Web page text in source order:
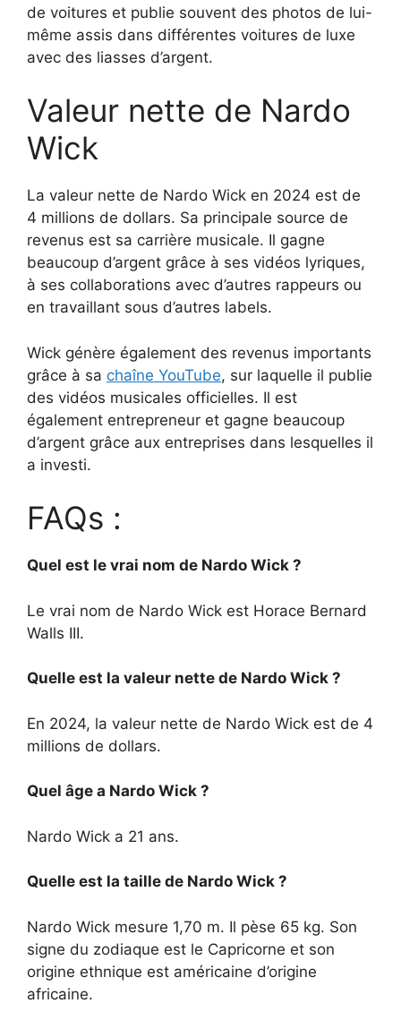
de voitures et publie souvent des photos de lui-
même assis dans différentes voitures de luxe
avec des liasses d’argent.
Valeur nette de Nardo
Wick
La valeur nette de Nardo Wick en 2024 est de
4 millions de dollars. Sa principale source de
revenus est sa carrière musicale. Il gagne
beaucoup d’argent grâce à ses vidéos lyriques,
à ses collaborations avec d’autres rappeurs ou
en travaillant sous d’autres labels.
Wick génère également des revenus importants
grâce à sa chaîne YouTube, sur laquelle il publie
des vidéos musicales officielles. Il est
également entrepreneur et gagne beaucoup
d’argent grâce aux entreprises dans lesquelles il
a investi.
FAQs :
Quel est le vrai nom de Nardo Wick ?
Le vrai nom de Nardo Wick est Horace Bernard
Walls III.
Quelle est la valeur nette de Nardo Wick ?
En 2024, la valeur nette de Nardo Wick est de 4
millions de dollars.
Quel âge a Nardo Wick ?
Nardo Wick a 21 ans.
Quelle est la taille de Nardo Wick ?
Nardo Wick mesure 1,70 m. Il pèse 65 kg. Son
signe du zodiaque est le Capricorne et son
origine ethnique est américaine d’origine
africaine.